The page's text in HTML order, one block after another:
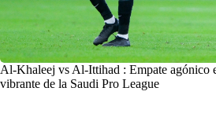
Al-Khaleej vs Al-Ittihad : Empate agónico
vibrante de la Saudi Pro League